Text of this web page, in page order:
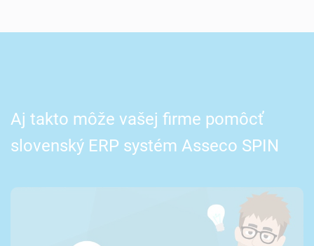
Aj takto môže vašej firme pomôcť
slovenský ERP systém Asseco SPIN